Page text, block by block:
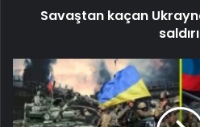
Savaştan kaçan